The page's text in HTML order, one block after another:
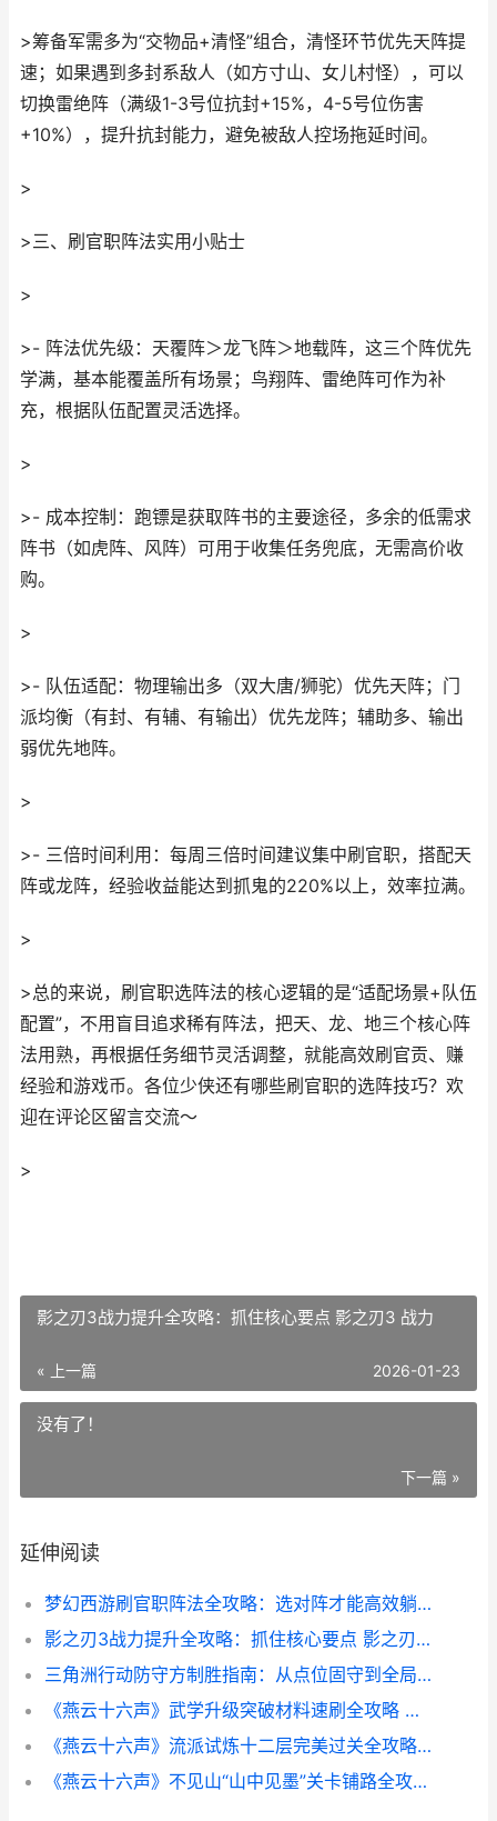
>筹备军需多为“交物品+清怪”组合，清怪环节优先天阵提
速；如果遇到多封系敌人（如方寸山、女儿村怪），可以
切换雷绝阵（满级1-3号位抗封+15%，4-5号位伤害
+10%），提升抗封能力，避免被敌人控场拖延时间。
>
>三、刷官职阵法实用小贴士
>
>- 阵法优先级：天覆阵＞龙飞阵＞地载阵，这三个阵优先
学满，基本能覆盖所有场景；鸟翔阵、雷绝阵可作为补
充，根据队伍配置灵活选择。
>
>- 成本控制：跑镖是获取阵书的主要途径，多余的低需求
阵书（如虎阵、风阵）可用于收集任务兜底，无需高价收
购。
>
>- 队伍适配：物理输出多（双大唐/狮驼）优先天阵；门
派均衡（有封、有辅、有输出）优先龙阵；辅助多、输出
弱优先地阵。
>
>- 三倍时间利用：每周三倍时间建议集中刷官职，搭配天
阵或龙阵，经验收益能达到抓鬼的220%以上，效率拉满。
>
>总的来说，刷官职选阵法的核心逻辑的是“适配场景+队伍
配置”，不用盲目追求稀有阵法，把天、龙、地三个核心阵
法用熟，再根据任务细节灵活调整，就能高效刷官贡、赚
经验和游戏币。各位少侠还有哪些刷官职的选阵技巧？欢
迎在评论区留言交流～
>
影之刃3战力提升全攻略：抓住核心要点 影之刃3 战力
« 上一篇 2026-01-23
没有了！
下一篇 »
延伸阅读
梦幻西游刷官职阵法全攻略：选对阵才能高效躺赢 梦幻西游刷官职称谓
影之刃3战力提升全攻略：抓住核心要点 影之刃3 战力
三角洲行动防守方制胜指南：从点位固守到全局翻盘的核心攻略 三角洲行动防守方一直输
《燕云十六声》武学升级突破材料速刷全攻略 燕云十六声是什么类型的游戏
《燕云十六声》流派试炼十二层完美过关全攻略：关键要点+实战打法 燕云十六声配置需求
《燕云十六声》不见山“山中见墨”关卡铺路全攻略：关键要点+避坑指南 燕云十六声官服下载